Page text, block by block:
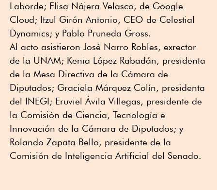
Laborde; Elisa Nájera Velasco, de Google
Cloud; Itzul Girón Antonio, CEO de Celestial
Dynamics; y Pablo Pruneda Gross.
Al acto asistieron José Narro Robles, exrector
de la UNAM; Kenia López Rabadán, presidenta
de la Mesa Directiva de la Cámara de
Diputados; Graciela Márquez Colín, presidenta
del INEGI; Eruviel Ávila Villegas, presidente de
la Comisión de Ciencia, Tecnología e
Innovación de la Cámara de Diputados; y
Rolando Zapata Bello, presidente de la
Comisión de Inteligencia Artificial del Senado.